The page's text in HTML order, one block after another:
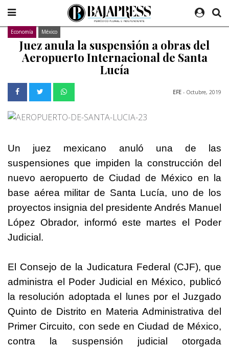
Economía México
Juez anula la suspensión a obras del
Aeropuerto Internacional de Santa
Lucía
EFE - Octubre, 2019
Un juez mexicano anuló una de las
suspensiones que impiden la construcción del
nuevo aeropuerto de Ciudad de México en la
base aérea militar de Santa Lucía, uno de los
proyectos insignia del presidente Andrés Manuel
López Obrador, informó este martes el Poder
Judicial.
El Consejo de la Judicatura Federal (CJF), que
administra el Poder Judicial en México, publicó
la resolución adoptada el lunes por el Juzgado
Quinto de Distrito en Materia Administrativa del
Primer Circuito, con sede en Ciudad de México,
contra la suspensión judicial otorgada